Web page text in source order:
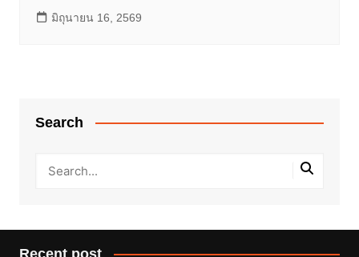
มิถุนายน 16, 2569
Search
Recent post